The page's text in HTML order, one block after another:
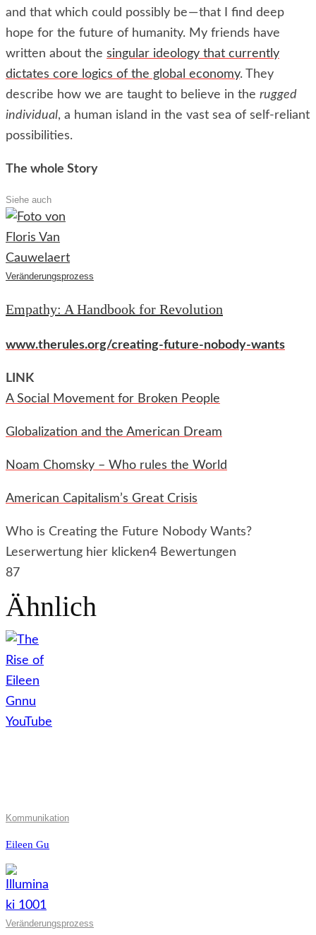
and that which could possibly be — that I find deep
hope for the future of humanity. My friends have
written about the singular ideology that currently
dictates core logics of the global economy. They
describe how we are taught to believe in the rugged
individual, a human island in the vast sea of self-reliant
possibilities.
The whole Story
Siehe auch
Veränderungsprozess
Empathy: A Handbook for Revolution
www.therules.org/creating-future-nobody-wants
LINK
A Social Movement for Broken People
Globalization and the American Dream
Noam Chomsky – Who rules the World
American Capitalism’s Great Crisis
Who is Creating the Future Nobody Wants?
Leserwertung hier klicken4 Bewertungen
87
Ähnlich
Kommunikation
Eileen Gu
Veränderungsprozess